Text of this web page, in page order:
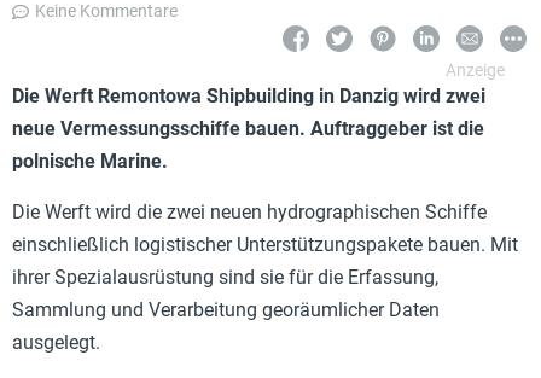
Keine Kommentare
Die Werft Remontowa Shipbuilding in Danzig wird zwei
neue Vermessungsschiffe bauen. Auftraggeber ist die
polnische Marine.
Die Werft wird die zwei neuen hydrographischen Schiffe
einschließlich logistischer Unterstützungspakete bauen. Mit
ihrer Spezialausrüstung sind sie für die Erfassung,
Sammlung und Verarbeitung georäumlicher Daten
ausgelegt.